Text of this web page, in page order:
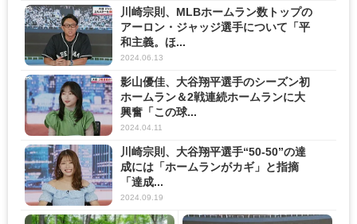
川崎宗則、MLBホームラン数トップの
アーロン・ジャッジ選手について「平
和主義。ほ...
2024.06.13
影山優佳、大谷翔平選手のシーズン初
ホームラン＆2戦連続ホームランに大
興奮「この球...
2024.04.11
川崎宗則、大谷翔平選手“50-50”の達
成には「ホームランがカギ」と指摘
「達成...
2024.09.19